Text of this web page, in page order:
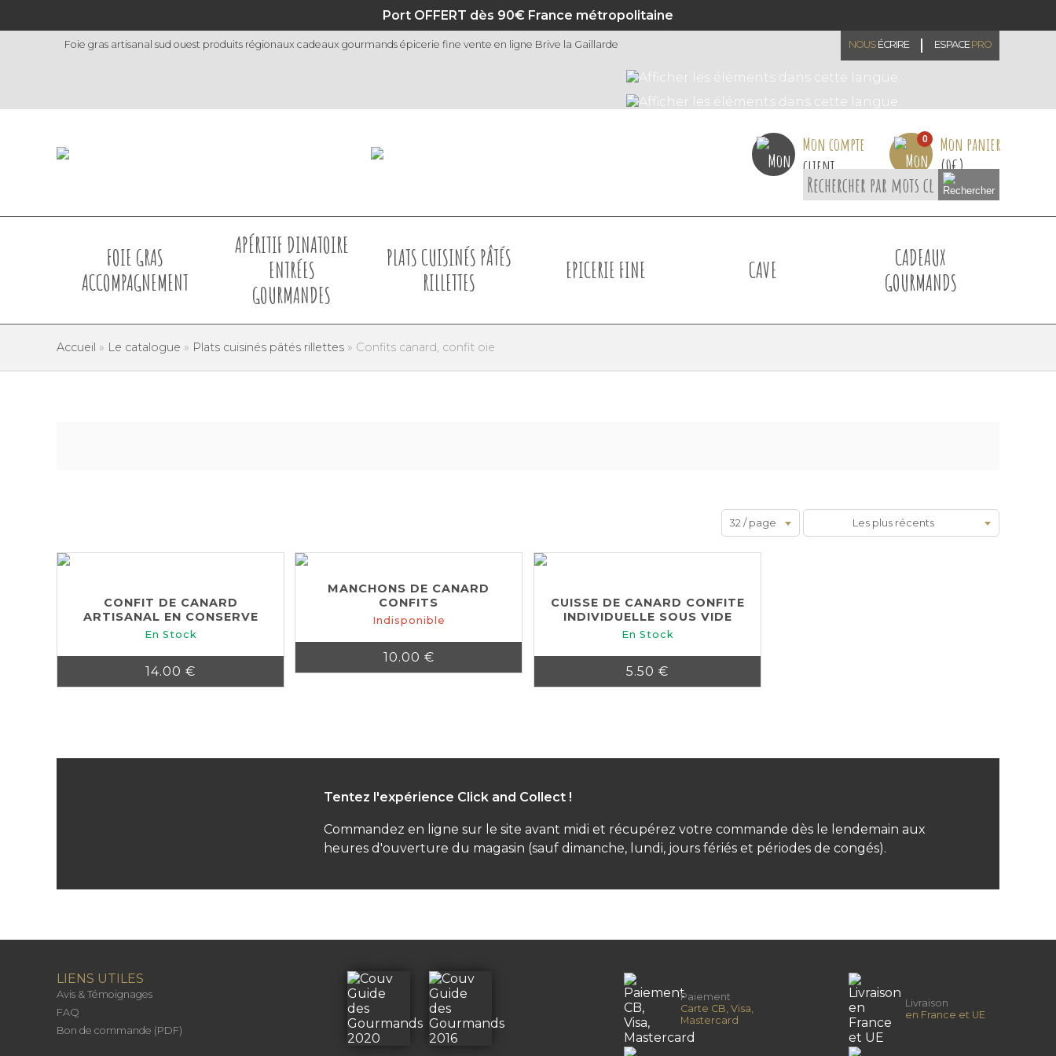
Port OFFERT dès 90€ France métropolitaine
Foie gras artisanal sud ouest produits régionaux cadeaux gourmands épicerie fine vente en ligne Brive la Gaillarde NOUS ÉCRIRE ESPACEPRO
Mon compte
client
0
Mon panier
(0€)
FOIE GRAS
ACCOMPAGNEMENT
APÉRITIF DINATOIRE
ENTRÉES
GOURMANDES
PLATS CUISINÉS PÂTÉS
RILLETTES
EPICERIE FINE CAVE
CADEAUX
GOURMANDS
Accueil » Le catalogue » Plats cuisinés pâtés rillettes » Confits canard, confit oie
32 / page Les plus récents
CONFIT DE CANARD
ARTISANAL EN CONSERVE
En Stock
14.00 €
MANCHONS DE CANARD
CONFITS
Indisponible
10.00 €
CUISSE DE CANARD CONFITE
INDIVIDUELLE SOUS VIDE
En Stock
5.50 €
Tentez l'expérience Click and Collect !
Commandez en ligne sur le site avant midi et récupérez votre commande dès le lendemain aux
heures d'ouverture du magasin (sauf dimanche, lundi, jours fériés et périodes de congés).
LIENS UTILES
Avis & Témoignages
FAQ
Bon de commande (PDF)
Paiement
Carte CB, Visa,
Mastercard
Livraison
en France et UE